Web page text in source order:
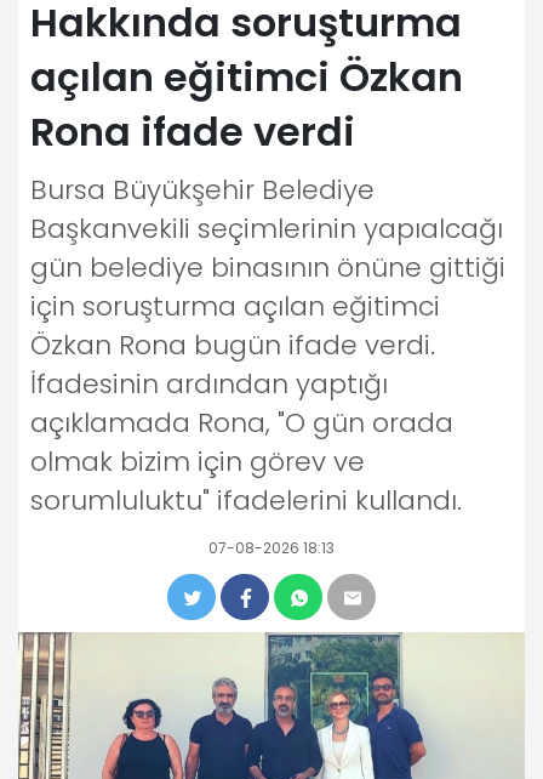
Hakkında soruşturma
açılan eğitimci Özkan
Rona ifade verdi
Bursa Büyükşehir Belediye
Başkanvekili seçimlerinin yapıalcağı
gün belediye binasının önüne gittiği
için soruşturma açılan eğitimci
Özkan Rona bugün ifade verdi.
İfadesinin ardından yaptığı
açıklamada Rona, "O gün orada
olmak bizim için görev ve
sorumluluktu" ifadelerini kullandı.
07-08-2026 18:13